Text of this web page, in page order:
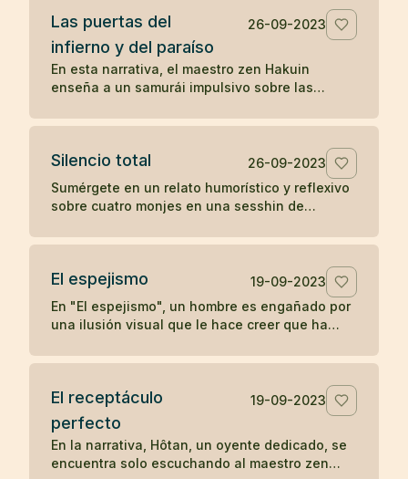
positivo en otros.
Las puertas del
infierno y del paraíso
26-09-2023
En esta narrativa, el maestro zen Hakuin
enseña a un samurái impulsivo sobre las
cómo nuestras reacciones y estados mentales
tormento.
Silencio total
26-09-2023
Sumérgete en un relato humorístico y reflexivo
sobre cuatro monjes en una sesshin de
apagada revelan ironías sobre la disciplina y el
El espejismo
19-09-2023
En "El espejismo", un hombre es engañado por
una ilusión visual que le hace creer que ha
desencadenando un dolor psicosomático. En
era solo el reflejo de un arco, desmitificando
su miedo y recuperando su salud. La narrativa
destaca cómo la mente puede ser engañada
por percepciones erróneas, y cómo el
reconocimiento de la realidad puede aliviar los
El receptáculo
perfecto
19-09-2023
En la narrativa, Hôtan, un oyente dedicado, se
encuentra solo escuchando al maestro zen